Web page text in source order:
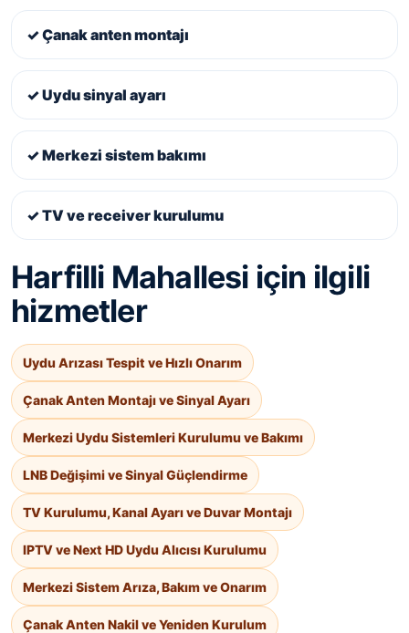
✓ Çanak anten montajı
✓ Uydu sinyal ayarı
✓ Merkezi sistem bakımı
✓ TV ve receiver kurulumu
Harfilli Mahallesi için ilgili
hizmetler
Uydu Arızası Tespit ve Hızlı Onarım
Çanak Anten Montajı ve Sinyal Ayarı
Merkezi Uydu Sistemleri Kurulumu ve Bakımı
LNB Değişimi ve Sinyal Güçlendirme
TV Kurulumu, Kanal Ayarı ve Duvar Montajı
IPTV ve Next HD Uydu Alıcısı Kurulumu
Merkezi Sistem Arıza, Bakım ve Onarım
Çanak Anten Nakil ve Yeniden Kurulum